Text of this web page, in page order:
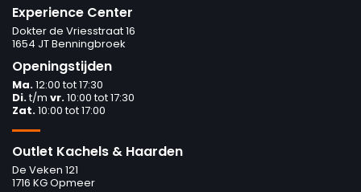
Experience Center
Dokter de Vriesstraat 16
1654 JT Benningbroek
Openingstijden
Ma.12:00 tot 17:30
Di.t/m vr.10:00 tot 17:30
Zat.10:00 tot 17:00
Outlet Kachels & Haarden
De Veken 121
1716 KG Opmeer